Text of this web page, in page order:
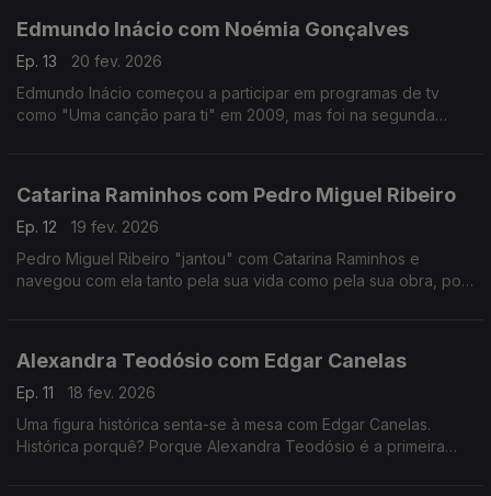
Edmundo Inácio com Noémia Gonçalves
Ep. 13
20 fev. 2026
Edmundo Inácio começou a participar em programas de tv
como "Uma canção para ti" em 2009, mas foi na segunda
Catarina Raminhos com Pedro Miguel Ribeiro
Ep. 12
19 fev. 2026
Pedro Miguel Ribeiro "jantou" com Catarina Raminhos e
navegou com ela tanto pela sua vida como pela sua obra, pois
Alexandra Teodósio com Edgar Canelas
Ep. 11
18 fev. 2026
Uma figura histórica senta-se à mesa com Edgar Canelas.
Histórica porquê? Porque Alexandra Teodósio é a primeira